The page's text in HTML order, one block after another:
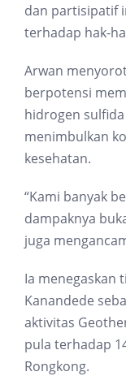
dan partisipatif
terhadap hak-
Arwan
berpotensi
hidrogen sulfida
menimbulkan
kesehatan.
“Kami banyak
dampaknya
juga
Ia menegaskan
Kanandede
aktivitas
pula terhadap
Rongkong.